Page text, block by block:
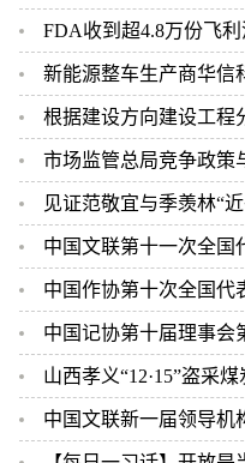
FDA收到超4.8万份飞利浦
新能源整车生产商华信科技
根据建设方向建设工程
市场监管总局竞争政策
见证范敬宜与季羡林“
中国文联第十一次全国
中国作协第十次全国代
中国记协第十届理事会第一次
山西孝义“12·15”盗采煤炭资
中国文联新一届领导机